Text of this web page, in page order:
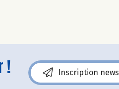
! Inscription